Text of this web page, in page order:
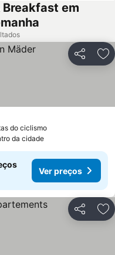
Breakfast em
Partilhar
do ciclismoVer preços
da cidade
Ver preços
Partilhar